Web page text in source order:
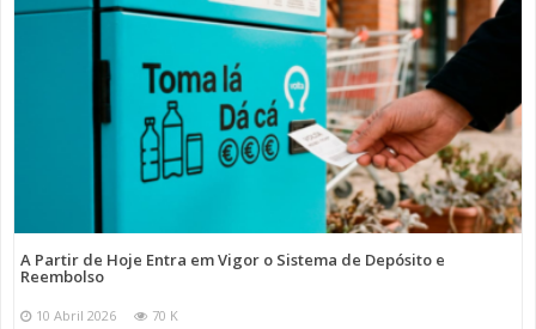
A Partir de Hoje Entra em Vigor o Sistema de Depósito e
Reembolso
10 Abril 2026 70 K